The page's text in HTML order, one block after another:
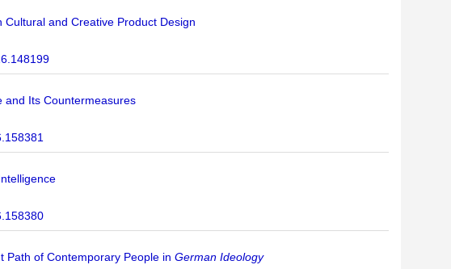
and Creative Product Design
and Its Countermeasures
Path of Contemporary People in German Ideology